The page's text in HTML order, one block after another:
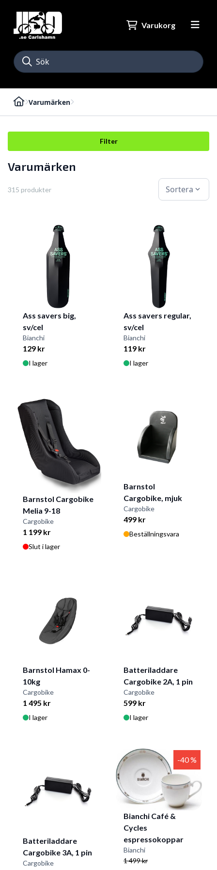
Varukorg
Varumärken
Filter
Varumärken
315 produkter Sortera expand_more
Ass savers big,
sv/cel
Bianchi
129 kr
I lager
Ass savers regular,
sv/cel
Bianchi
119 kr
I lager
Barnstol Cargobike
Melia 9-18
Cargobike
1 199 kr
Slut i lager
Barnstol
Cargobike, mjuk
Cargobike
499 kr
Beställningsvara
Barnstol Hamax 0-
10kg
Cargobike
1 495 kr
I lager
Batteriladdare
Cargobike 2A, 1 pin
Cargobike
599 kr
I lager
Batteriladdare
Cargobike 3A, 1 pin
Cargobike
-40 %
Bianchi Café &
Cycles
espressokoppar
Bianchi
1 499 kr